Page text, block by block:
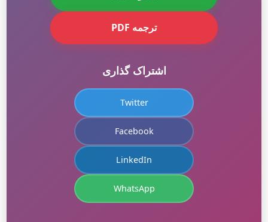
ترجمه PDF
اشتراک گذاری
Twitter
Facebook
LinkedIn
WhatsApp